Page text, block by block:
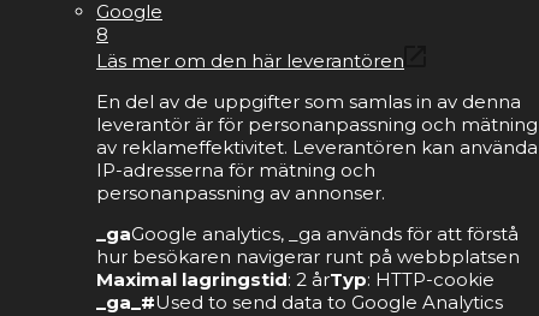
Google
8
Läs mer om den här leverantören
En del av de uppgifter som samlas in av denna
leverantör är för personanpassning och mätning
av reklameffektivitet. Leverantören kan använda
IP-adresserna för mätning och
personanpassning av annonser.
_gaGoogle analytics, _ga används för att förstå
hur besökaren navigerar runt på webbplatsen
Maximal lagringstid: 2 årTyp: HTTP-cookie
_ga_#Used to send data to Google Analytics